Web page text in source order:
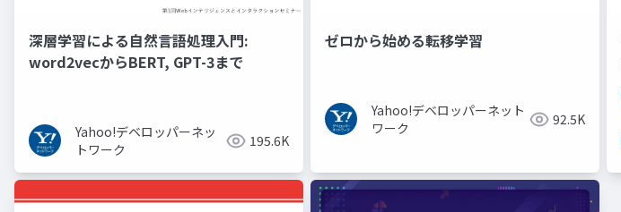
深層学習による自然言語処理入門:
word2vecからBERT, GPT-3まで
Yahoo!デベロッパーネッ
トワーク
195.6K
ゼロから始める転移学習
Yahoo!デベロッパーネット
ワーク
92.5K